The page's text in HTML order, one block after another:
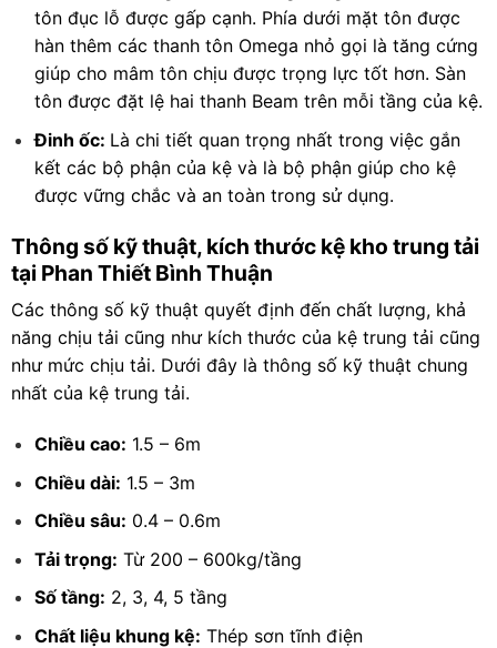
tôn đục lỗ được gấp cạnh. Phía dưới mặt tôn được
hàn thêm các thanh tôn Omega nhỏ gọi là tăng cứng
giúp cho mâm tôn chịu được trọng lực tốt hơn. Sàn
tôn được đặt lệ hai thanh Beam trên mỗi tầng của kệ.
Đinh ốc: Là chi tiết quan trọng nhất trong việc gắn
kết các bộ phận của kệ và là bộ phận giúp cho kệ
được vững chắc và an toàn trong sử dụng.
Thông số kỹ thuật, kích thước kệ kho trung tải
tại Phan Thiết Bình Thuận
Các thông số kỹ thuật quyết định đến chất lượng, khả
năng chịu tải cũng như kích thước của kệ trung tải cũng
như mức chịu tải. Dưới đây là thông số kỹ thuật chung
nhất của kệ trung tải.
Chiều cao: 1.5 – 6m
Chiều dài: 1.5 – 3m
Chiều sâu: 0.4 – 0.6m
Tải trọng: Từ 200 – 600kg/tầng
Số tầng: 2, 3, 4, 5 tầng
Chất liệu khung kệ: Thép sơn tĩnh điện